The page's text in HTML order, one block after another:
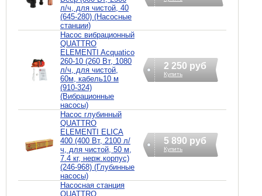
л/ч, для чистой, 40
(645-280) (Насосные
станции)
Насос вибрационный
QUATTRO
ELEMENTI Acquatico
260-10 (260 Вт, 1080
л/ч, для чистой,
60м, кабель10 м
(910-324)
(Вибрационные
насосы)
2 250 руб
Купить
Насос глубинный
QUATTRO
ELEMENTI ELICA
400 (400 Вт, 2100 л/
ч, для чистой, 50 м,
7.4 кг, нерж.корпус)
(246-968) (Глубинные
насосы)
5 890 руб
Купить
Насосная станция
QUATTRO